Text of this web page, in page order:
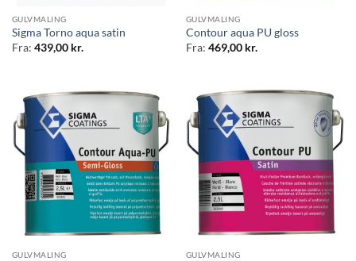
GULVMALING
Sigma Torno aqua satin
Fra: 439,00 kr.
GULVMALING
Contour aqua PU gloss
Fra: 469,00 kr.
GULVMALING GULVMALING